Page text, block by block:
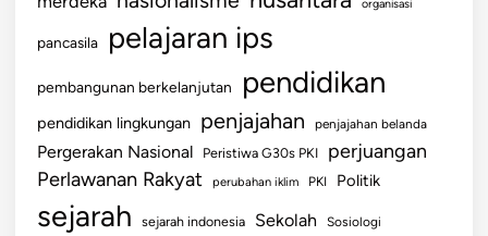
k
N
m
a
A
n
a
organisasi
pancasila pelajaran ips
pembangunan berkelanjutan pendidikan
pendidikan lingkungan penjajahan penjajahan belanda
Pergerakan Nasional Peristiwa G30s PKI perjuangan
Perlawanan Rakyat perubahan iklim PKI Politik
sejarah sejarah indonesia Sekolah Sosiologi